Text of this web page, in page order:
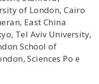
of London, Cairo
East China
Tel Aviv University,
School of
Sciences Po e